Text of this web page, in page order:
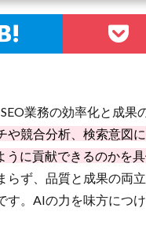
業務の効率化と成果
や競合分析、検索意図
に貢献できるのかを
らず、品質と成果の両
。AIの力を味方につ